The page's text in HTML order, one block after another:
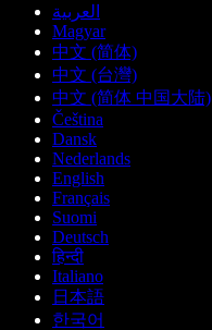
العربية
Magyar
中文 (简体)
中文 (台灣)
中文 (简体 中国大陆)
Čeština
Dansk
Nederlands
English
Français
Suomi
Deutsch
हिन्दी
Italiano
日本語
한국어